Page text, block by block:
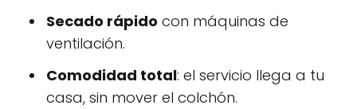
Secado rápido con máquinas de
ventilación.
Comodidad total: el servicio llega a tu
casa, sin mover el colchón.